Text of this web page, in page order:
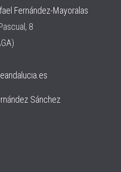
Fernández-Mayoralas
8
Sánchez